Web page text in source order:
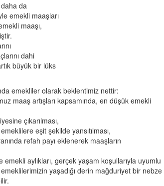
da
emekli maaşları
maaşı,
dahi
büyük bir lüks
emekliler olarak beklentimiz nettir:
maaş artışları kapsamında, en düşük emekli
çıkarılması,
eşit şekilde yansıtılması,
refah payı eklenerek maaşların
emekli aylıkları, gerçek yaşam koşullarıyla uyumlu
yaşadığı derin mağduriyet bir nebze